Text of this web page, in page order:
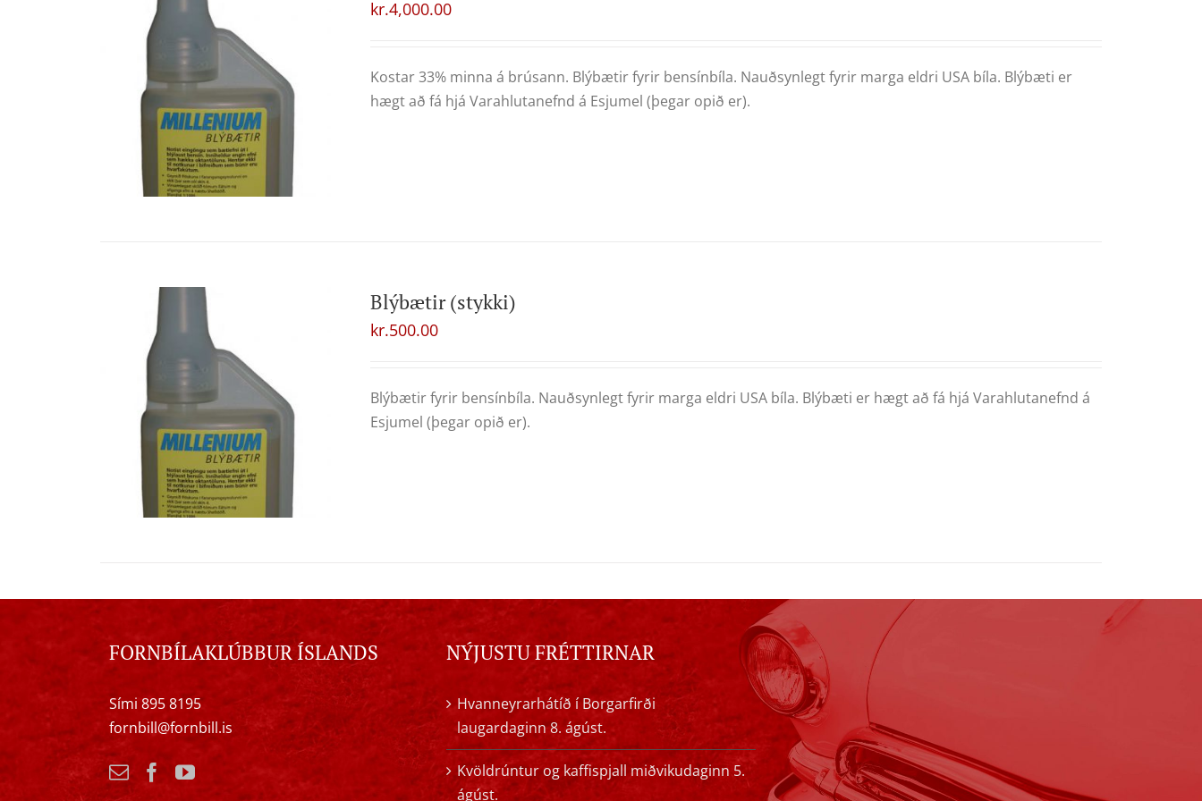
kr.4,000.00
Kostar 33% minna á brúsann. Blýbætir fyrir bensínbíla. Nauðsynlegt fyrir marga eldri USA bíla. Blýbæti er
hægt að fá hjá Varahlutanefnd á Esjumel (þegar opið er).
Blýbætir (stykki)
kr.500.00
Blýbætir fyrir bensínbíla. Nauðsynlegt fyrir marga eldri USA bíla. Blýbæti er hægt að fá hjá Varahlutanefnd á
Esjumel (þegar opið er).
FORNBÍLAKLÚBBUR ÍSLANDS
Sími 895 8195
fornbill@fornbill.is
NÝJUSTU FRÉTTIRNAR
Hvanneyrarhátíð í Borgarfirði
laugardaginn 8. ágúst.
Kvöldrúntur og kaffispjall miðvikudaginn 5.
ágúst.